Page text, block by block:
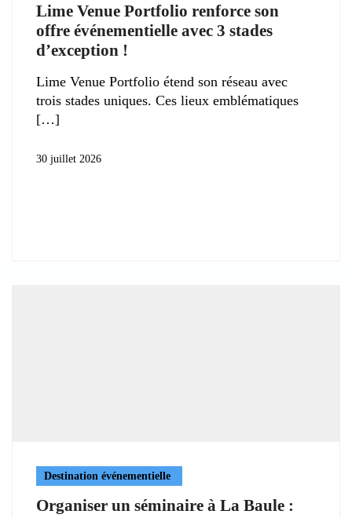
Lime Venue Portfolio renforce son
offre événementielle avec 3 stades
d’exception !
Lime Venue Portfolio étend son réseau avec
trois stades uniques. Ces lieux emblématiques
30 juillet 2026
Destination événementielle
Organiser un séminaire à La Baule :